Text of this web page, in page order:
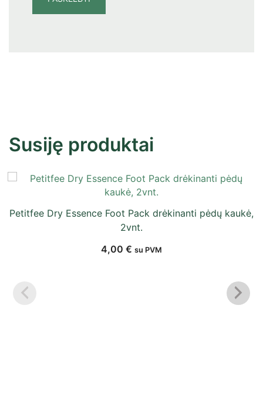
Susiję produktai
Petitfee Dry Essence Foot Pack drėkinanti pėdų kaukė,
2vnt.
4,00 € su PVM